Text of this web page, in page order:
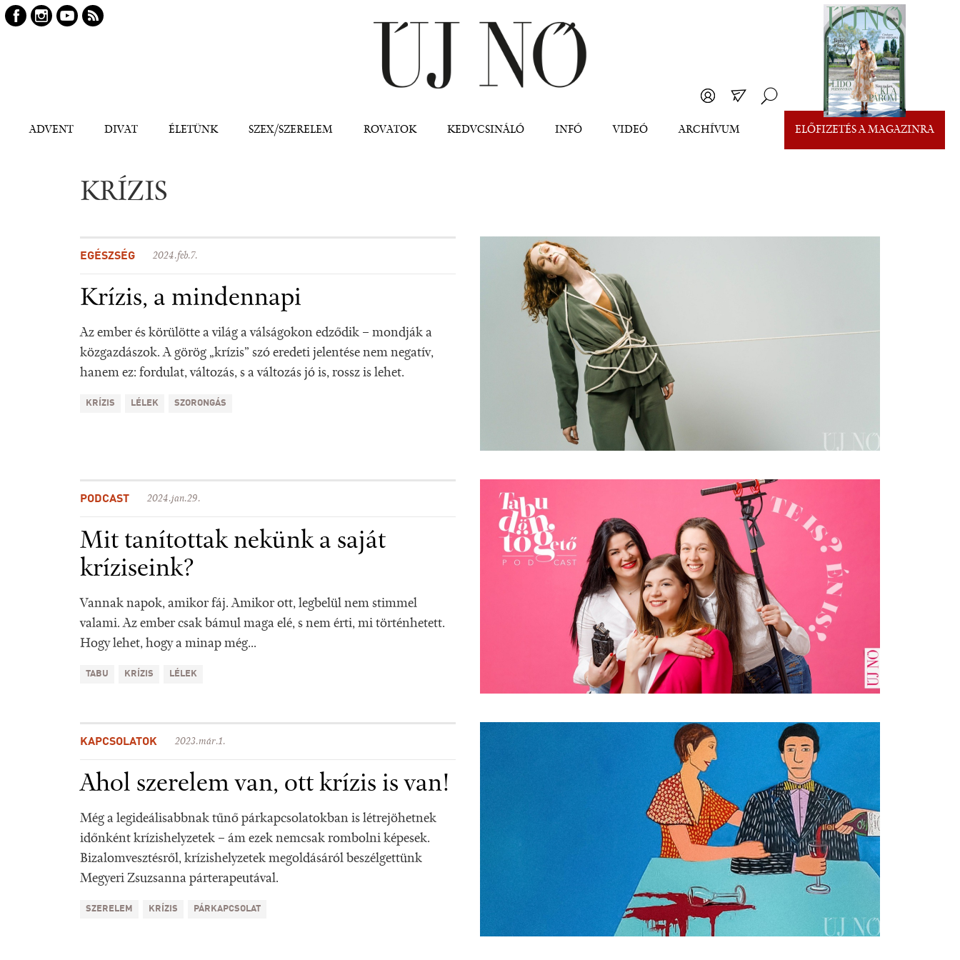
ADVENT DIVAT ÉLETÜNK SZEX/SZERELEM ROVATOK KEDVCSINÁLÓ INFÓ VIDEÓ ARCHÍVUM ELŐFIZETÉS A MAGAZINRA
KRÍZIS
EGÉSZSÉG 2024.feb.7.
Krízis, a mindennapi
Az ember és körülötte a világ a válságokon edződik – mondják a
közgazdászok. A görög „krízis” szó eredeti jelentése nem negatív,
hanem ez: fordulat, változás, s a változás jó is, rossz is lehet.
KRÍZIS LÉLEK SZORONGÁS
PODCAST 2024.jan.29.
Mit tanítottak nekünk a saját
kríziseink?
Vannak napok, amikor fáj. Amikor ott, legbelül nem stimmel
valami. Az ember csak bámul maga elé, s nem érti, mi történhetett.
Hogy lehet, hogy a minap még...
TABU KRÍZIS LÉLEK
KAPCSOLATOK 2023.már.1.
Ahol szerelem van, ott krízis is van!
Még a legideálisabbnak tűnő párkapcsolatokban is létrejöhetnek
időnként krízishelyzetek – ám ezek nemcsak rombolni képesek.
Bizalomvesztésről, krízishelyzetek megoldásáról beszélgettünk
Megyeri Zsuzsanna párterapeutával.
SZERELEM KRÍZIS PÁRKAPCSOLAT